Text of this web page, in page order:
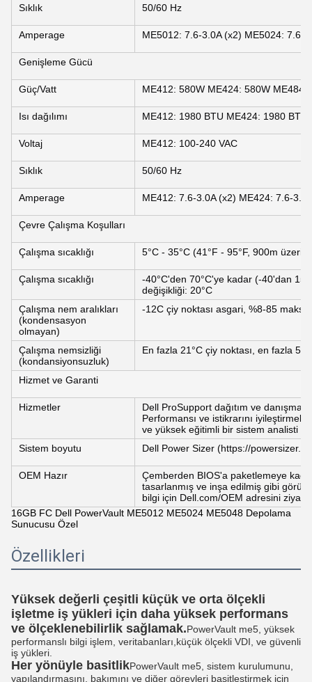
Sıklık 50/60 Hz
Amperage ME5012: 7.6-3.0A (x2) ME5024: 7.6-
Genişleme Gücü
Güç/Vatt ME412: 580W ME424: 580W ME484:
Isı dağılımı ME412: 1980 BTU ME424: 1980 BTU
Voltaj ME412: 100-240 VAC
Sıklık 50/60 Hz
Amperage ME412: 7.6-3.0A (x2) ME424: 7.6-
Çevre Çalışma Koşulları
Çalışma sıcaklığı 5°C - 35°C (41°F - 95°F, 900m
Çalışma sıcaklığı
-40°C'den 70°C'ye kadar (-40'dan
değişikliği: 20°C
Çalışma nem aralıkları
(kondensasyon
olmayan)
-12C çiy noktası asgari, %8-85
Çalışma nemsizliği
(kondansiyonsuzluk)
En fazla 21°C çiy noktası, en fazla
Hizmet ve Garanti
Hizmetler
Dell ProSupport dağıtım ve
Performansı ve istikrarını iyileştirmek
ve yüksek eğitimli bir sistem analisti
Sistem boyutu
Dell Power Sizer (https://
OEM Hazır
Çemberden BIOS'a paketlemeye
tasarlanmış ve inşa edilmiş gibi
bilgi için Dell.com/OEM adresini
16GB FC Dell PowerVault ME5012 ME5024 ME5048 Depolama
Sunucusu Özel
Özellikleri
Yüksek değerli çeşitli küçük ve orta ölçekli
işletme iş yükleri için daha yüksek performans
ve ölçeklenebilirlik sağlamak.PowerVault me5, yüksek
performanslı bilgi işlem, veritabanları,küçük ölçekli VDI, ve güvenli
iş yükleri.
Her yönüyle basitlikPowerVault me5, sistem kurulumunu,
yapılandırmasını, bakımını ve diğer görevleri basitleştirmek için